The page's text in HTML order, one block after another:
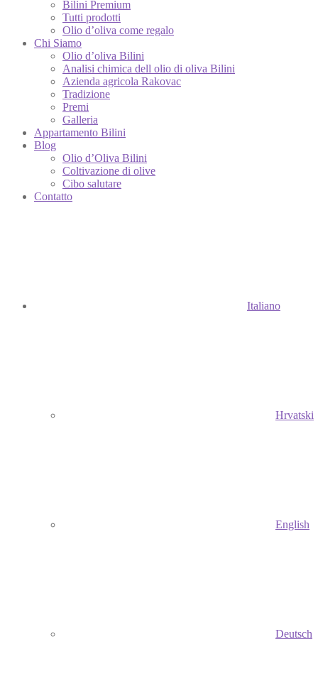
Bilini Premium
Tutti prodotti
Olio d’oliva come regalo
Chi Siamo
Olio d’oliva Bilini
Analisi chimica dell olio di oliva Bilini
Azienda agricola Rakovac
Tradizione
Premi
Galleria
Appartamento Bilini
Blog
Olio d’Oliva Bilini
Coltivazione di olive
Cibo salutare
Contatto
Italiano
Hrvatski
English
Deutsch